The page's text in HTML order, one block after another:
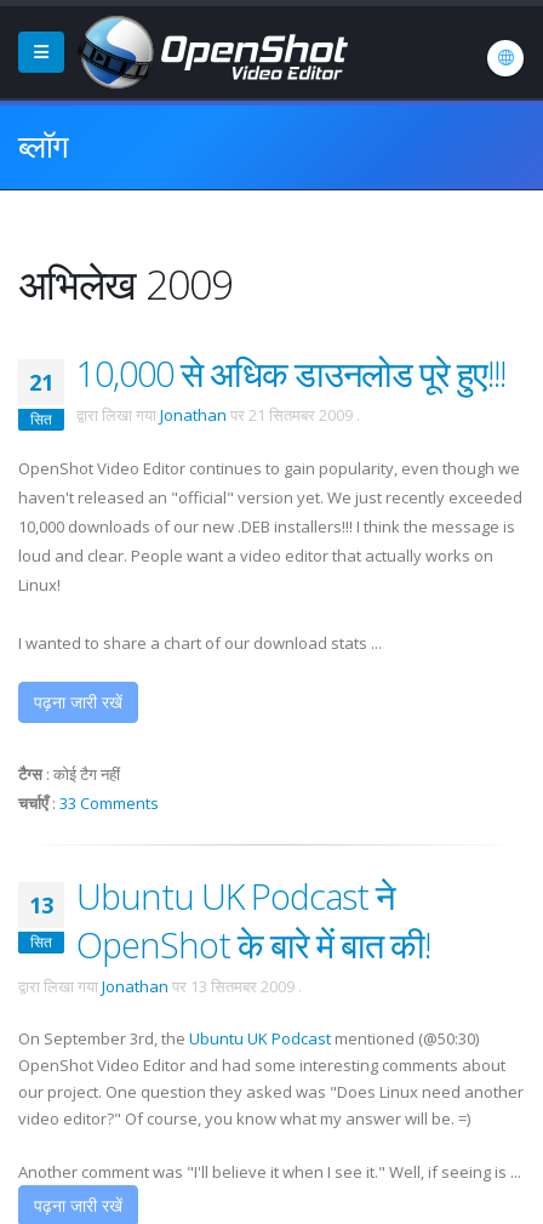
ब्लॉग
अभिलेख 2009
21
सित
10,000 से अधिक डाउनलोड पूरे हुए!!!
द्वारा लिखा गयाJonathan पर21 सितमबर 2009 .
OpenShot Video Editor continues to gain popularity, even though we
haven't released an "official" version yet. We just recently exceeded
10,000 downloads of our new .DEB installers!!! I think the message is
loud and clear. People want a video editor that actually works on
Linux!
I wanted to share a chart of our download stats ...
पढ़ना जारी रखें
टैग्स: कोई टैग नहीं
चर्चाएँ: 33 Comments
13
सित
Ubuntu UK Podcast ने
OpenShot के बारे में बात की!
द्वारा लिखा गयाJonathan पर 13 सितमबर 2009 .
On September 3rd, the Ubuntu UK Podcast mentioned (@50:30)
OpenShot Video Editor and had some interesting comments about
our project. One question they asked was "Does Linux need another
video editor?" Of course, you know what my answer will be. =)
Another comment was "I'll believe it when I see it." Well, if seeing is ...
पढ़ना जारी रखें